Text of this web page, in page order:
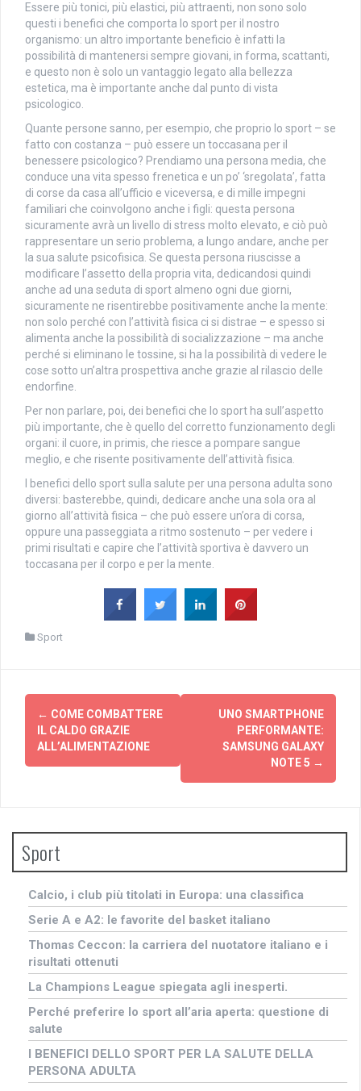
Essere più tonici, più elastici, più attraenti, non sono solo
questi i benefici che comporta lo sport per il nostro
organismo: un altro importante beneficio è infatti la
possibilità di mantenersi sempre giovani, in forma, scattanti,
e questo non è solo un vantaggio legato alla bellezza
estetica, ma è importante anche dal punto di vista
psicologico.
Quante persone sanno, per esempio, che proprio lo sport – se
fatto con costanza – può essere un toccasana per il
benessere psicologico? Prendiamo una persona media, che
conduce una vita spesso frenetica e un po’ ‘sregolata’, fatta
di corse da casa all’ufficio e viceversa, e di mille impegni
familiari che coinvolgono anche i figli: questa persona
sicuramente avrà un livello di stress molto elevato, e ciò può
rappresentare un serio problema, a lungo andare, anche per
la sua salute psicofisica. Se questa persona riuscisse a
modificare l’assetto della propria vita, dedicandosi quindi
anche ad una seduta di sport almeno ogni due giorni,
sicuramente ne risentirebbe positivamente anche la mente:
non solo perché con l’attività fisica ci si distrae – e spesso si
alimenta anche la possibilità di socializzazione – ma anche
perché si eliminano le tossine, si ha la possibilità di vedere le
cose sotto un’altra prospettiva anche grazie al rilascio delle
endorfine.
Per non parlare, poi, dei benefici che lo sport ha sull’aspetto
più importante, che è quello del corretto funzionamento degli
organi: il cuore, in primis, che riesce a pompare sangue
meglio, e che risente positivamente dell’attività fisica.
I benefici dello sport sulla salute per una persona adulta sono
diversi: basterebbe, quindi, dedicare anche una sola ora al
giorno all’attività fisica – che può essere un’ora di corsa,
oppure una passeggiata a ritmo sostenuto – per vedere i
primi risultati e capire che l’attività sportiva è davvero un
toccasana per il corpo e per la mente.
Sport
Navigazione
articolo
← COME COMBATTERE
IL CALDO GRAZIE
ALL’ALIMENTAZIONE
UNO SMARTPHONE
PERFORMANTE:
SAMSUNG GALAXY
NOTE 5 →
Sport
Calcio, i club più titolati in Europa: una classifica
Serie A e A2: le favorite del basket italiano
Thomas Ceccon: la carriera del nuotatore italiano e i
risultati ottenuti
La Champions League spiegata agli inesperti.
Perché preferire lo sport all’aria aperta: questione di
salute
I BENEFICI DELLO SPORT PER LA SALUTE DELLA
PERSONA ADULTA